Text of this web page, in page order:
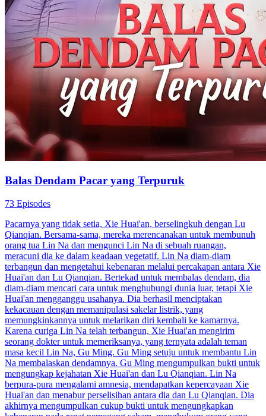
Balas Dendam Pacar yang Terpuruk
73 Episodes
Pacarnya yang tidak setia, Xie Huai'an, berselingkuh dengan Lu
Qianqian. Bersama-sama, mereka merencanakan untuk membunuh
orang tua Lin Na dan mengunci Lin Na di sebuah ruangan,
meracuni dia ke dalam keadaan vegetatif. Lin Na diam-diam
terbangun dan mengetahui kebenaran melalui percakapan antara Xie
Huai'an dan Lu Qianqian. Bertekad untuk membalas dendam, dia
diam-diam mencari cara untuk menghubungi dunia luar, tetapi Xie
Huai'an mengganggu usahanya. Dia berhasil menciptakan
kekacauan dengan memanipulasi sakelar listrik, yang
memungkinkannya untuk melarikan diri kembali ke kamarnya.
Karena curiga Lin Na telah terbangun, Xie Huai'an mengirim
seorang dokter untuk memeriksanya, yang ternyata adalah teman
masa kecil Lin Na, Gu Ming. Gu Ming setuju untuk membantu Lin
Na membalaskan dendamnya. Gu Ming mengumpulkan bukti untuk
mengungkap kejahatan Xie Huai'an dan Lu Qianqian. Lin Na
berpura-pura mengalami amnesia, mendapatkan kepercayaan Xie
Huai'an dan menabur perselisihan antara dia dan Lu Qianqian. Dia
akhirnya mengumpulkan cukup bukti untuk mengungkapkan